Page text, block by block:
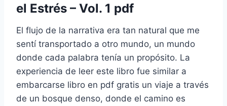
el Estrés – Vol. 1 pdf
El flujo de la narrativa era tan natural que me
sentí transportado a otro mundo, un mundo
donde cada palabra tenía un propósito. La
experiencia de leer este libro fue similar a
embarcarse libro en pdf gratis un viaje a través
de un bosque denso, donde el camino es